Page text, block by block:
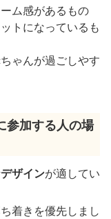
ム感があるもの
トになっているも
ゃんが過ごしやす
参加する人の場
ザインが適してい
着きを優先しまし